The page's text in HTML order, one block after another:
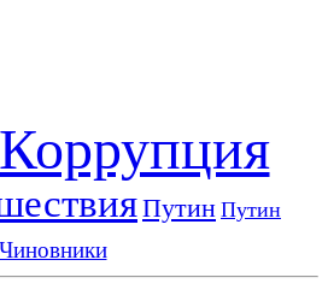
Коррупция
Путин Путин
Чиновники